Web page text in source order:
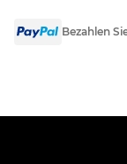
Bezahlen